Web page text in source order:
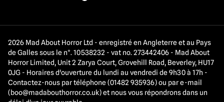
2026 Mad About Horror Ltd - enregistré en Angleterre et au Pays
de Galles sous le n°. 10538232 - vat no. 273442406 - Mad About
Horror Limited, Unit 2 Zarya Court, Grovehill Road, Beverley, HU17
0JG - Horaires d'ouverture du lundi au vendredi de 9h30 à 17h -
Contactez-nous par téléphone (01482 935936) ou par e-mail
(boo@madabouthorror.co.uk) et nous vous répondrons dans un